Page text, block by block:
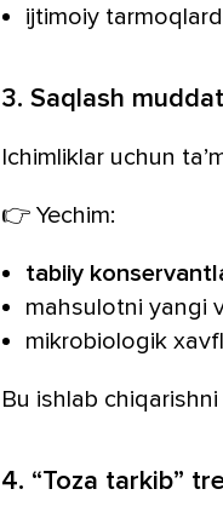
ijtimoiy
3. Saqlash
Ichimliklar uchun
👉 Yechim:
tabiiy
mahsulotni yangi
mikrobiologik
Bu ishlab
4. “Toza tarkib”